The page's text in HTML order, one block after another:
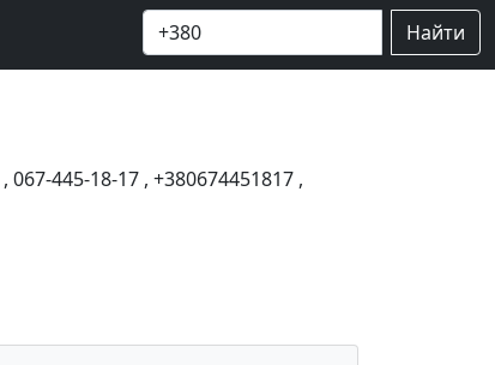
Найти
, 067-445-18-17 , +380674451817 ,